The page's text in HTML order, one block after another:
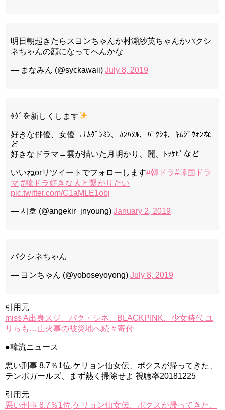
明日朝起きたらスヨンちゃんか村瀬紗英ちゃんかパクシ
ネちゃんの顔になってへんかな
— まなみん (@syckawaii) July 8, 2019
ﾀｸﾞを新しくします
好きな俳優、女優→ﾅﾑｸﾞﾝﾐﾝ、ｶﾝﾊﾇﾙ、ﾊﾟｸｼﾈ、ｷﾑｼﾞｳｫﾝな
ど
好きなドラマ→雲が描いた月明かり、麗、ﾄｯｹﾋﾞなど
いいねorリツイートでフォローします#韓ドラ#韓国ドラ
マ #韓ドラ好きな人と繋がりたい
pic.twitter.com/C1aMLE1obj
— 시호 (@angekir_jnyoung) January 2, 2019
パクシネちゃん
— ヨンちゃん (@yoboseyoyong) July 8, 2019
引用元
miss A出身スジ、パク・シネ、BLACKPINK、少女時代 ユ
リらも…山火事の被災地へ続々寄付
●韓流ニュース
悪い刑事 8.7％1位,ケリョン仙女伝、ポクスが帰ってきた、
テンポガールズ、まず熱く掃除せよ 視聴率20181225
引用元
悪い刑事 8.7％1位,ケリョン仙女伝、ポクスが帰ってきた、